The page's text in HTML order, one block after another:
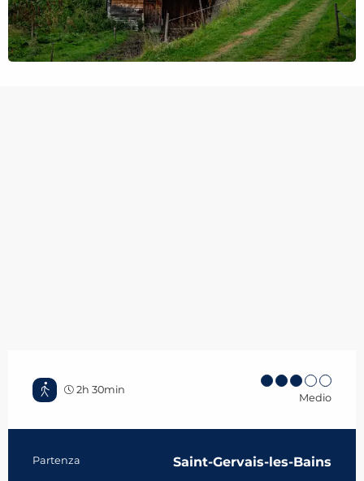
2h 30min
Medio
Informazioni pratiche
Partenza Saint-Gervais-les-Bains